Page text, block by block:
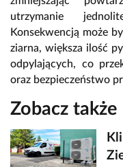
utrzymanie
Konsekwencją może
ziarna, większa ilość
odpylających, co
oraz bezpieczeństwo
Zobacz także